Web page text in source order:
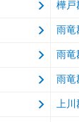
樺戸
雨竜
雨竜
雨竜
上